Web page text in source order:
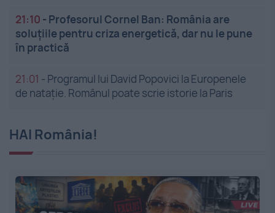
21:10 - Profesorul Cornel Ban: România are
soluțiile pentru criza energetică, dar nu le pune
în practică
21:01 - Programul lui David Popovici la Europenele
de natație. Românul poate scrie istorie la Paris
HAI România!